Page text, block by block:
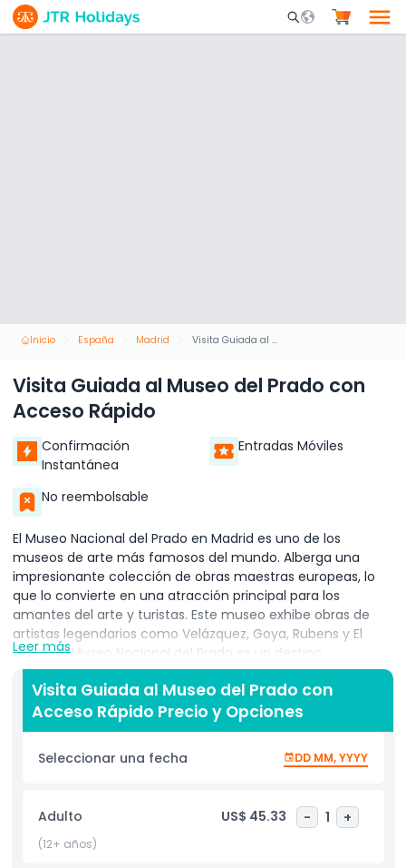
Mobile Search
Inicio España Madrid Visita Guiada al Museo del Prado con Acceso Rápido
Visita Guiada al Museo del Prado con
Acceso Rápido
Confirmación
Instantánea
Entradas Móviles
No reembolsable
El Museo Nacional del Prado en Madrid es uno de los
museos de arte más famosos del mundo. Alberga una
impresionante colección de obras maestras europeas, lo
que lo convierte en una atracción principal para los
amantes del arte y turistas. Este museo exhibe obras de
artistas legendarios como Velázquez, Goya, Rubens y El
Greco. El Museo Nacional del Prado es un destino
imprescindible para cualquier persona interesada en la
historia, la cultura y las bellas artes. Fundado en 1819, el
Museo Nacional del Prado se ha convertido en un tesoro de
excelencia artística. Su impresionante colección incluye
pinturas, esculturas y artes decorativas desde el siglo XII
hasta el siglo XX. Los visitantes pueden admirar obras
de 1808 de Goya. Cada obra maestra cuenta una historia
del rico patrimonio artístico de España, haciendo del Museo
Nacional del Prado un lugar fascinante para explorar.
Leer más
Visita Guiada al Museo del Prado con
Acceso Rápido Precio y Opciones
Seleccionar una fecha DD MM, YYYY
Adulto US$ 45.33 - 1 +
(12+ años)